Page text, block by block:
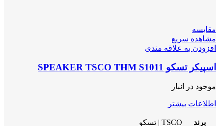
مقایسه
مشاهده سریع
افزودن به علاقه مندی
اسپیکر تسکو SPEAKER TSCO THM S1011
موجود در انبار
اطلاعات بیشتر
برند TSCO | تسکو